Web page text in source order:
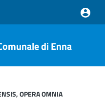
di Enna
OPERA OMNIA